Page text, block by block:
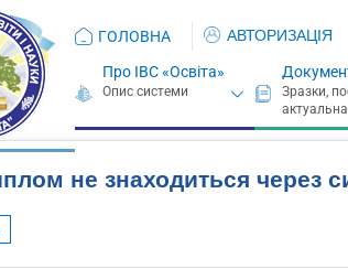
ГОЛОВНА АВТОРИЗАЦІЯ
Про ІВС «Освіта»
не знаходиться через